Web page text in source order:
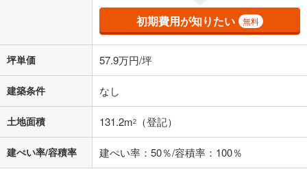
初期費用が知りたい 無料
坪単価 57.9万円/坪
建築条件 なし
土地面積 131.2m2 （登記）
建ぺい率/容積率 建ぺい率：50％/容積率：100％